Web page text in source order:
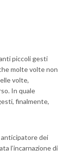
piccoli gesti
molte volte non
volte,
In quale
finalmente,
anticipatore dei
l’incarnazione di